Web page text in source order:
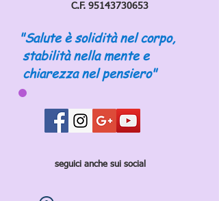
C.F. 95143730653
"Salute è solidità nel corpo,
stabilità nella mente e
chiarezza nel pensiero"
seguici anche sui social